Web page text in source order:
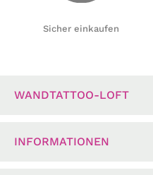
Sicher einkaufen
WANDTATTOO-LOFT
INFORMATIONEN